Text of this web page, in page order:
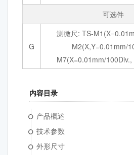
可选件
G
测微尺: TS-
M2(X,Y=0.01mm/
M7(X=0.01mm/
内容目录
产品概述
技术参数
外形尺寸